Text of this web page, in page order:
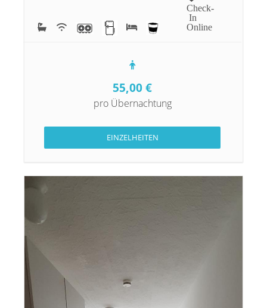
Check-
In
Online
55,00€
pro Übernachtung
EINZELHEITEN